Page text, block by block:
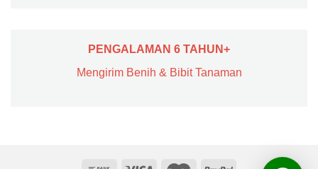
PENGALAMAN 6 TAHUN+
Mengirim Benih & Bibit Tanaman